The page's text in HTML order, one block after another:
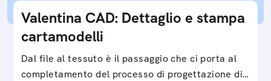
Valentina CAD: Dettaglio e stampa
cartamodelli
Dal file al tessuto è il passaggio che ci porta al
completamento del processo di progettazione di